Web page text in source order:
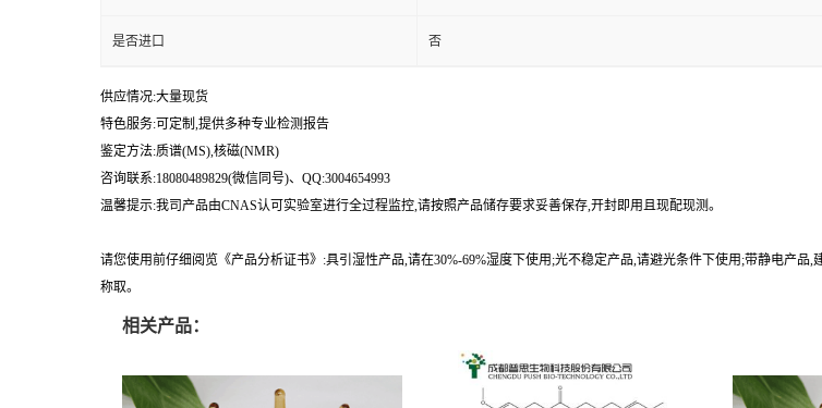
是否进口 否
供应情况:大量现货
特色服务:可定制,提供多种专业检测报告
鉴定方法:质谱(MS),核磁(NMR)
咨询联系:18080489829(微信同号)、QQ:3004654993
温馨提示:我司产品由CNAS认可实验室进行全过程监控,请按照产品储存要求妥善保存,开封即用且现配现测。
请您使用前仔细阅览《产品分析证书》:具引湿性产品,请在30%-69%湿度下使用;光不稳定产品,请避光条件下使用;带静电产
称取。
相关产品：